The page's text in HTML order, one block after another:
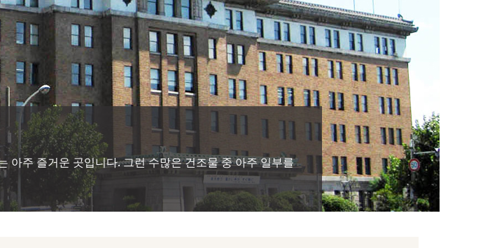
아주 즐거운 곳입니다. 그런 수많은 건조물 중 아주 일부를